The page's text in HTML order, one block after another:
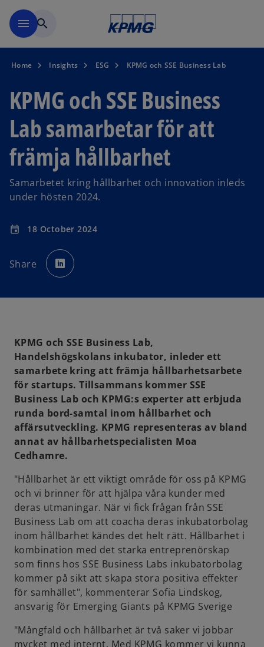
menu search
Home Insights ESG KPMG och SSE Business Lab
KPMG och SSE Business
Lab samarbetar för att
främja hållbarhet
Samarbetet kring hållbarhet och innovation inleds
under hösten 2024.
event 18 October 2024
Share p
e
a
b
KPMG och SSE Business Lab,
Handelshögskolans inkubator, inleder ett
samarbete kring att främja hållbarhetsarbete
för startups. Tillsammans kommer SSE
Business Lab och KPMG:s experter att erbjuda
runda bord-samtal inom hållbarhet och
affärsutveckling. KPMG representeras av bland
annat av hållbarhetspecialisten Moa
Cedhamre.
"Hållbarhet är ett viktigt område för oss på KPMG
och vi brinner för att hjälpa våra kunder med
deras utmaningar. När vi fick frågan från SSE
Business Lab om att coacha deras inkubatorbolag
inom hållbarhet kändes det helt rätt. Hållbarhet i
kombination med det starka entreprenörskap
som finns hos SSE Business Labs inkubatorbolag
kommer på sikt att skapa stora positiva effekter
för samhället", kommenterar Sofia Lindskog,
ansvarig för Emerging Giants på KPMG Sverige
"Mångfald och hållbarhet är två saker vi jobbar
mycket med internt. Med KPMG kommer vi kunna